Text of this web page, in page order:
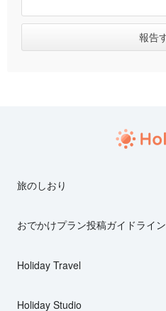
旅のしおり
おでかけプラン投稿ガイドライン
Holiday Travel
Holiday Studio